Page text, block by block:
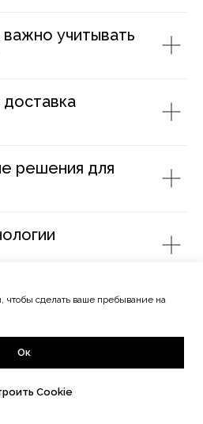
учитывать
доставка
решения для
аксессуары
наиболее
чтобы сделать ваше пребывание на
Ок
Cookie